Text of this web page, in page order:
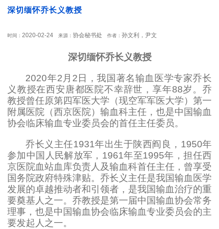
深切缅怀乔长义教授
时间： 2020-02-24 来源： 协会秘书处 作者： 孙文利，尹文
深切缅怀乔长义教授
2020年2月2日，我国著名输血医学专家乔长
义教授在西安唐都医院不幸辞世，享年88岁。乔
教授曾任原第四军医大学（现空军军医大学）第一
附属医院（西京医院）输血科主任，也是中国输血
协会临床输血专业委员会的首任主任委员。
乔长义主任1931年出生于陕西阎良，1950年
参加中国人民解放军，1961年至1995年，担任西
京医院血站血库负责人及输血科首任主任，曾享受
国务院政府特殊津贴。乔长义主任是我国输血医学
发展的卓越推动者和引领者，是我国输血治疗的重
要奠基人之一。乔教授是第一届中国输血协会常务
理事，也是中国输血协会临床输血专业委员会的主
要发起人之一。